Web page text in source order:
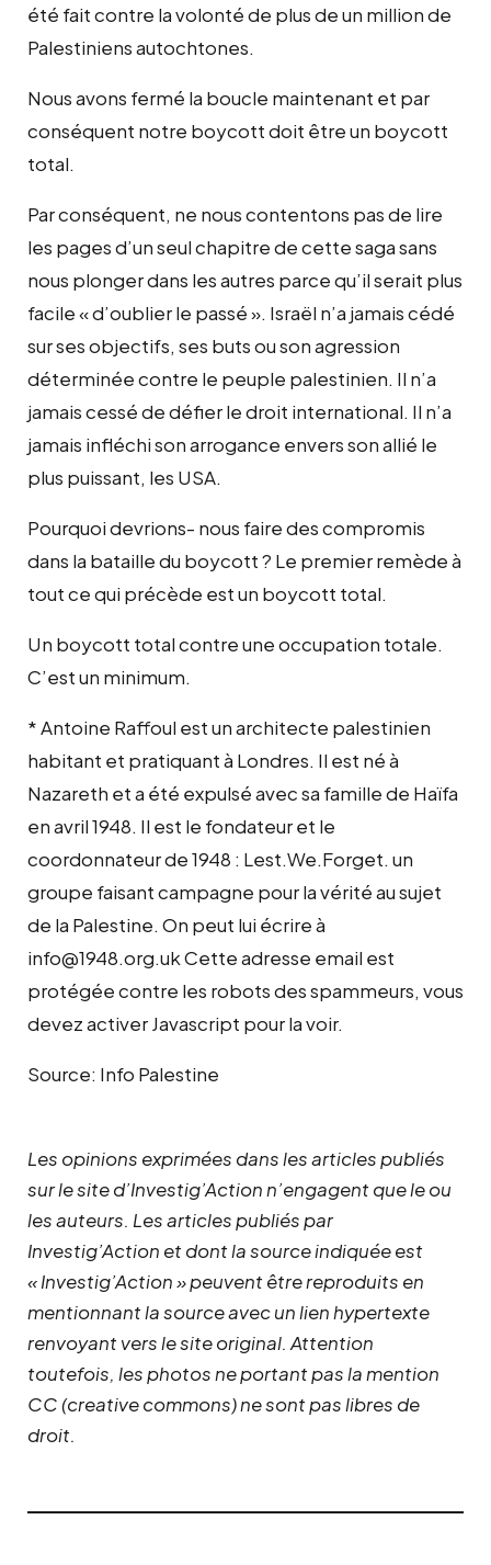
été fait contre la volonté de plus de un million de
Palestiniens autochtones.
Nous avons fermé la boucle maintenant et par
conséquent notre boycott doit être un boycott
total.
Par conséquent, ne nous contentons pas de lire
les pages d’un seul chapitre de cette saga sans
nous plonger dans les autres parce qu’il serait plus
facile « d’oublier le passé ». Israël n’a jamais cédé
sur ses objectifs, ses buts ou son agression
déterminée contre le peuple palestinien. Il n’a
jamais cessé de défier le droit international. Il n’a
jamais infléchi son arrogance envers son allié le
plus puissant, les USA.
Pourquoi devrions- nous faire des compromis
dans la bataille du boycott ? Le premier remède à
tout ce qui précède est un boycott total.
Un boycott total contre une occupation totale.
C’est un minimum.
* Antoine Raffoul est un architecte palestinien
habitant et pratiquant à Londres. Il est né à
Nazareth et a été expulsé avec sa famille de Haïfa
en avril 1948. Il est le fondateur et le
coordonnateur de 1948 : Lest.We.Forget. un
groupe faisant campagne pour la vérité au sujet
de la Palestine. On peut lui écrire à
info@1948.org.uk Cette adresse email est
protégée contre les robots des spammeurs, vous
devez activer Javascript pour la voir.
Source: Info Palestine
Les opinions exprimées dans les articles publiés
sur le site d’Investig’Action n’engagent que le ou
les auteurs. Les articles publiés par
Investig’Action et dont la source indiquée est
« Investig’Action » peuvent être reproduits en
mentionnant la source avec un lien hypertexte
renvoyant vers le site original. Attention
toutefois, les photos ne portant pas la mention
CC (creative commons) ne sont pas libres de
droit.